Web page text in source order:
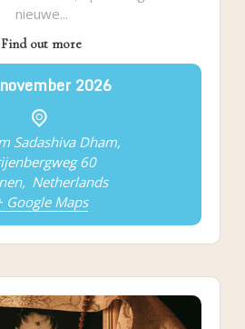
nieuwe...
Find out more
november 2026
Sadashiva Dham,
60
, Netherlands
Google Maps